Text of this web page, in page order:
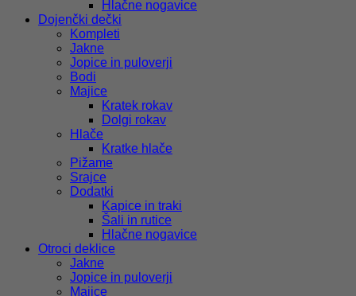
Hlačne nogavice
Dojenčki dečki
Kompleti
Jakne
Jopice in puloverji
Bodi
Majice
Kratek rokav
Dolgi rokav
Hlače
Kratke hlače
Pižame
Srajce
Dodatki
Kapice in traki
Šali in rutice
Hlačne nogavice
Otroci deklice
Jakne
Jopice in puloverji
Majice